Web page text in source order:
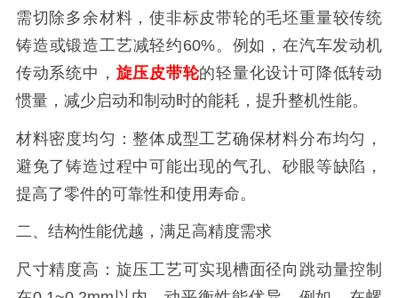
需切除多余材料，使非标皮带轮的毛坯重量较传统
铸造或锻造工艺减轻约60%。例如，在汽车发动机
传动系统中， 旋压皮带轮的轻量化设计可降低转动
惯量，减少启动和制动时的能耗，提升整机性能。
材料密度均匀：整体成型工艺确保材料分布均匀，
避免了铸造过程中可能出现的气孔、砂眼等缺陷，
提高了零件的可靠性和使用寿命。
二、结构性能优越，满足高精度需求
尺寸精度高：旋压工艺可实现槽面径向跳动量控制